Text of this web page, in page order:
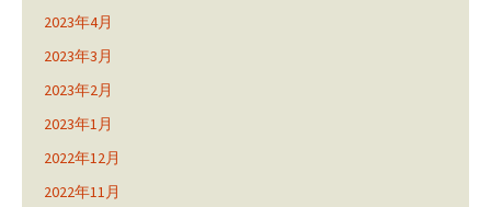
2023年4月
2023年3月
2023年2月
2023年1月
2022年12月
2022年11月